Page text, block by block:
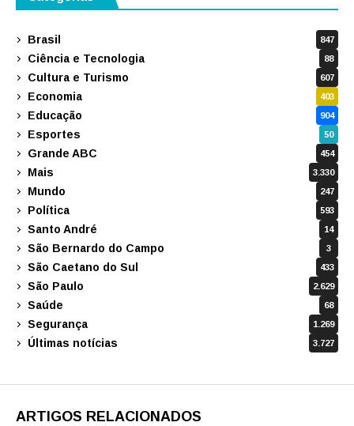
Brasil 847
Ciência e Tecnologia 88
Cultura e Turismo 607
Economia 403
Educação 904
Esportes 50
Grande ABC 454
Mais 3.330
Mundo 247
Política 593
Santo André 14
São Bernardo do Campo 3
São Caetano do Sul 433
São Paulo 2.629
Saúde 68
Segurança 1.269
Últimas notícias 3.727
ARTIGOS RELACIONADOS